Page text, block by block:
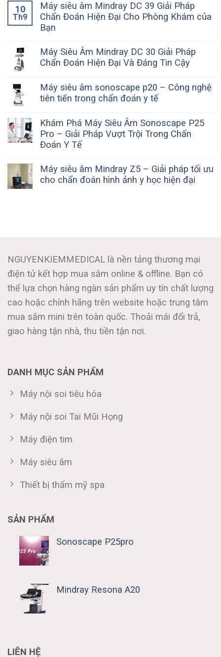
10
Th9
Máy siêu âm Mindray DC 39 Giải Pháp
Chẩn Đoán Hiện Đại Cho Phòng Khám của
Bạn
Máy Siêu Âm Mindray DC 30 Giải Pháp
Chẩn Đoán Hiện Đại Và Đáng Tin Cậy
Máy siêu âm sonoscape p20 – Công nghệ
tiên tiến trong chẩn đoán y tế
Khám Phá Máy Siêu Âm Sonoscape P25
Pro – Giải Pháp Vượt Trội Trong Chẩn
Đoán Y Tế
Máy siêu âm Mindray Z5 – Giải pháp tối ưu
cho chẩn đoán hình ảnh y học hiện đại
NGUYENKIEMMEDICAL là nền tảng thương mại
điện tử kết hợp mua sắm online & offline. Bạn có
thể lựa chọn hàng ngàn sản phẩm uy tín chất lượng
cao hoặc chính hãng trên website hoặc trung tâm
mua sắm mini trên toàn quốc. Thoải mái đổi trả,
giao hàng tận nhà, thu tiền tận nơi.
DANH MỤC SẢN PHẨM
Máy nội soi tiêu hóa
Máy nội soi Tai Mũi Họng
Máy điện tim
Máy siêu âm
Thiết bị thẩm mỹ spa
SẢN PHẨM
Sonoscape P25pro
Mindray Resona A20
LIÊN HỆ